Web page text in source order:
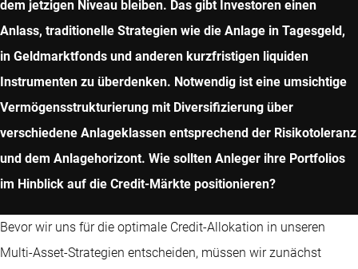
dem jetzigen Niveau bleiben. Das gibt Investoren einen
Anlass, traditionelle Strategien wie die Anlage in Tagesgeld,
in Geldmarktfonds und anderen kurzfristigen liquiden
Instrumenten zu überdenken. Notwendig ist eine umsichtige
Vermögensstrukturierung mit Diversifizierung über
verschiedene Anlageklassen entsprechend der Risikotoleranz
und dem Anlagehorizont. Wie sollten Anleger ihre Portfolios
im Hinblick auf die Credit-Märkte positionieren?
Bevor wir uns für die optimale Credit-Allokation in unseren
Multi-Asset-Strategien entscheiden, müssen wir zunächst